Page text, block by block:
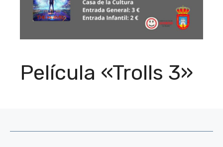
Película «Trolls 3»